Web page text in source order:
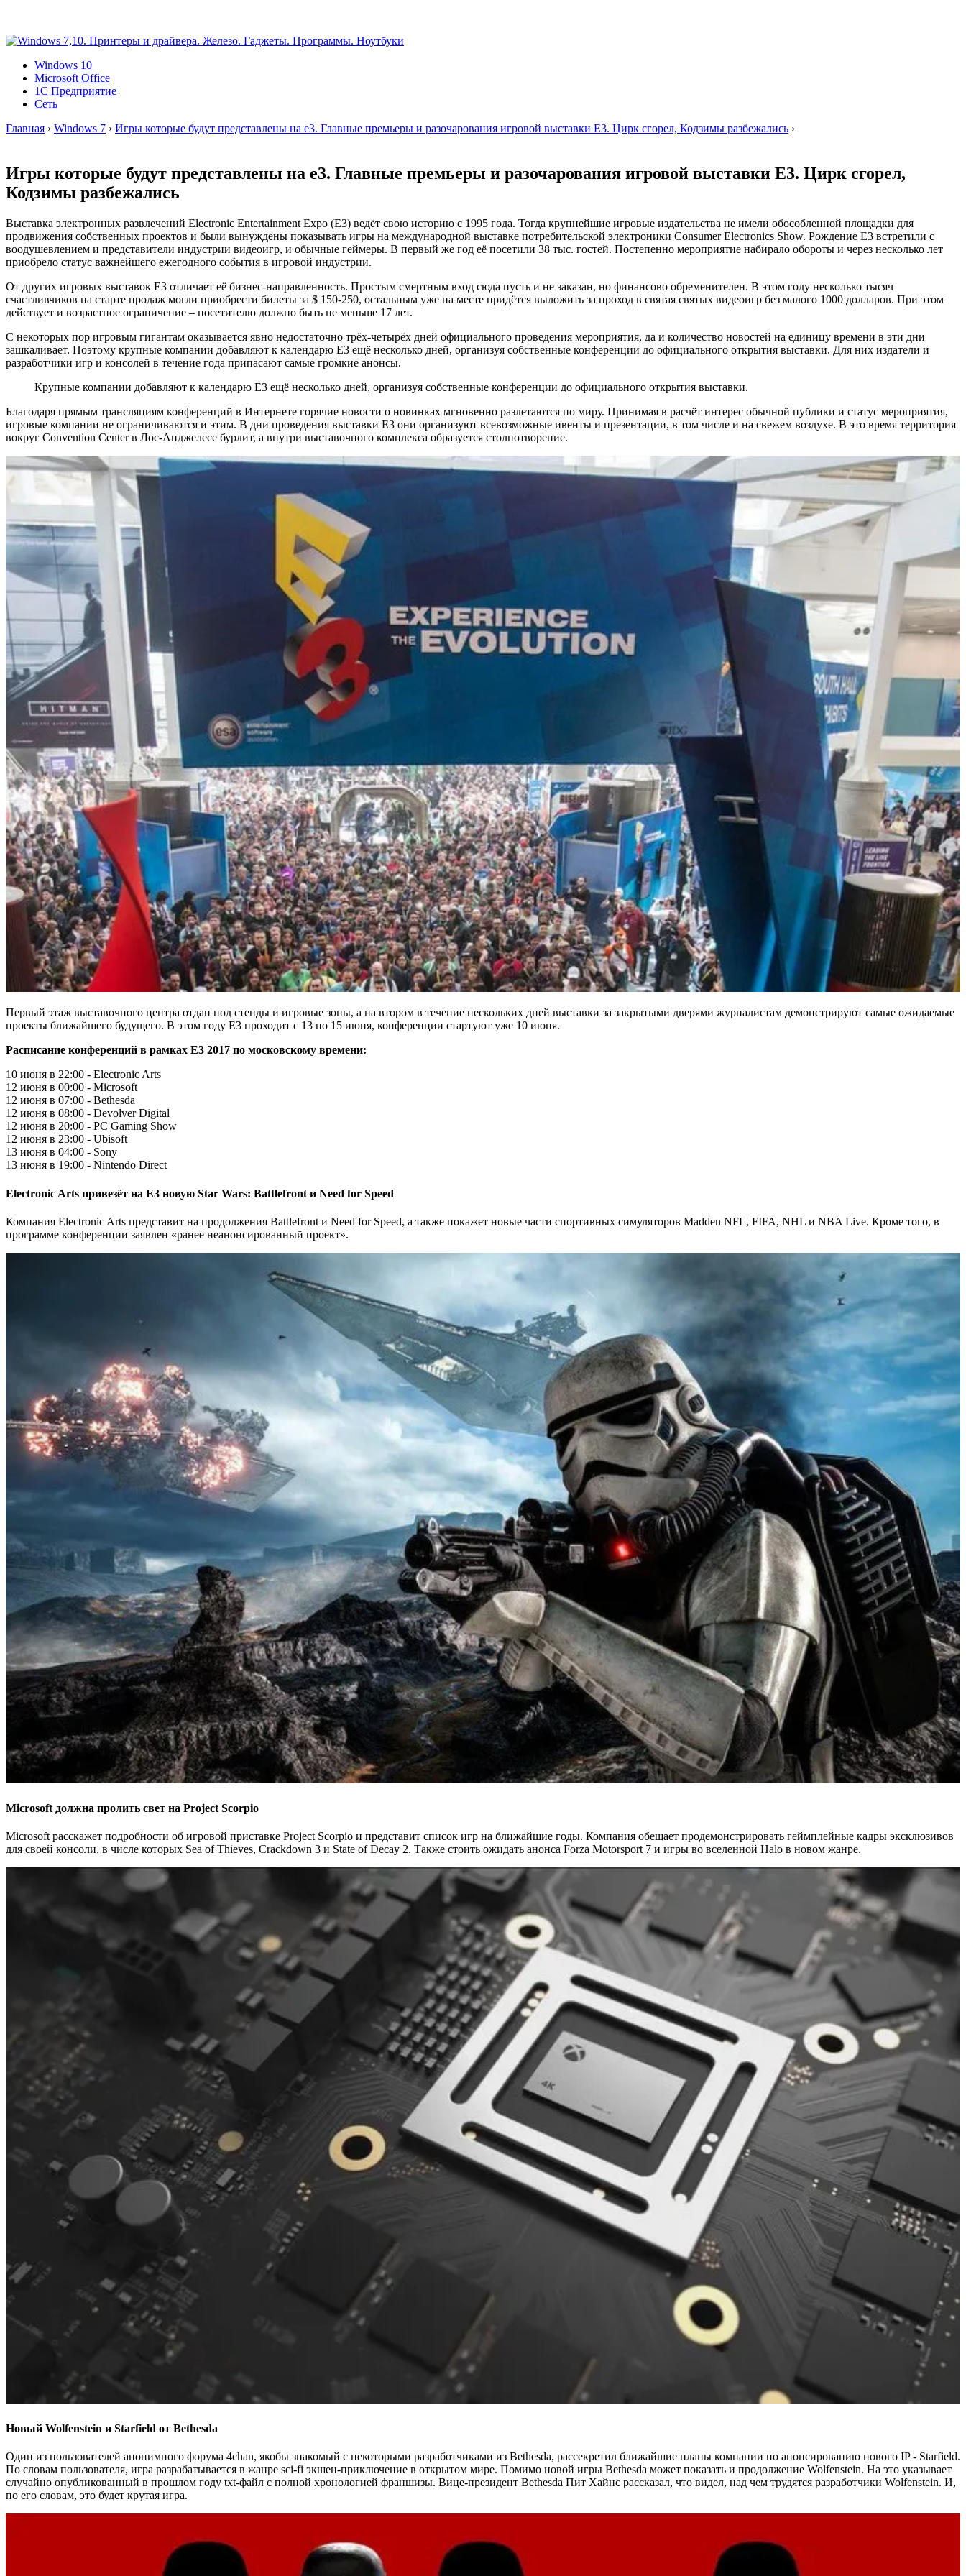
Windows 10
Microsoft Office
1C Предприятие
Сеть
Главная › Windows 7 › Игры которые будут представлены на e3. Главные премьеры и разочарования игровой выставки E3. Цирк сгорел, Кодзимы разбежались ›
Игры которые будут представлены на e3. Главные премьеры и разочарования игровой выставки E3. Цирк сгорел,
Кодзимы разбежались
Выставка электронных развлечений Electronic Entertainment Expo (E3) ведёт свою историю с 1995 года. Тогда крупнейшие игровые издательства не имели обособленной площадки для
продвижения собственных проектов и были вынуждены показывать игры на международной выставке потребительской электроники Consumer Electronics Show. Рождение Е3 встретили с
воодушевлением и представители индустрии видеоигр, и обычные геймеры. В первый же год её посетили 38 тыс. гостей. Постепенно мероприятие набирало обороты и через несколько лет
приобрело статус важнейшего ежегодного события в игровой индустрии.
От других игровых выставок E3 отличает её бизнес-направленность. Простым смертным вход сюда пусть и не заказан, но финансово обременителен. В этом году несколько тысяч
счастливчиков на старте продаж могли приобрести билеты за $ 150-250, остальным уже на месте придётся выложить за проход в святая святых видеоигр без малого 1000 долларов. При этом
действует и возрастное ограничение – посетителю должно быть не меньше 17 лет.
С некоторых пор игровым гигантам оказывается явно недостаточно трёх-четырёх дней официального проведения мероприятия, да и количество новостей на единицу времени в эти дни
зашкаливает. Поэтому крупные компании добавляют к календарю Е3 ещё несколько дней, организуя собственные конференции до официального открытия выставки. Для них издатели и
разработчики игр и консолей в течение года припасают самые громкие анонсы.
Крупные компании добавляют к календарю Е3 ещё несколько дней, организуя собственные конференции до официального открытия выставки.
Благодаря прямым трансляциям конференций в Интернете горячие новости о новинках мгновенно разлетаются по миру. Принимая в расчёт интерес обычной публики и статус мероприятия,
игровые компании не ограничиваются и этим. В дни проведения выставки E3 они организуют всевозможные ивенты и презентации, в том числе и на свежем воздухе. В это время территория
вокруг Convention Center в Лос-Анджелесе бурлит, а внутри выставочного комплекса образуется столпотворение.
Первый этаж выставочного центра отдан под стенды и игровые зоны, а на втором в течение нескольких дней выставки за закрытыми дверями журналистам демонстрируют самые ожидаемые
проекты ближайшего будущего. В этом году Е3 проходит с 13 по 15 июня, конференции стартуют уже 10 июня.
Расписание конференций в рамках Е3 2017 по московскому времени:
10 июня в 22:00 - Electronic Arts
12 июня в 00:00 - Microsoft
12 июня в 07:00 - Bethesda
12 июня в 08:00 - Devolver Digital
12 июня в 20:00 - PC Gaming Show
12 июня в 23:00 - Ubisoft
13 июня в 04:00 - Sony
13 июня в 19:00 - Nintendo Direct
Electronic Arts привезёт на E3 новую Star Wars: Battlefront и Need for Speed
Компания Electronic Arts представит на продолжения Battlefront и Need for Speed, а также покажет новые части спортивных симуляторов Madden NFL, FIFA, NHL и NBA Live. Кроме того, в
программе конференции заявлен «ранее неанонсированный проект».
Microsoft должна пролить свет на Project Scorpio
Microsoft расскажет подробности об игровой приставке Project Scorpio и представит список игр на ближайшие годы. Компания обещает продемонстрировать геймплейные кадры эксклюзивов
для своей консоли, в числе которых Sea of Thieves, Crackdown 3 и State of Decay 2. Также стоить ожидать анонса Forza Motorsport 7 и игры во вселенной Halo в новом жанре.
Новый Wolfenstein и Starfield от Bethesda
Один из пользователей анонимного форума 4chan, якобы знакомый с некоторыми разработчиками из Bethesda, рассекретил ближайшие планы компании по анонсированию нового IP - Starfield.
По словам пользователя, игра разрабатывается в жанре sci-fi экшен-приключение в открытом мире. Помимо новой игры Bethesda может показать и продолжение Wolfenstein. На это указывает
случайно опубликованный в прошлом году txt-файл с полной хронологией франшизы. Вице-президент Bethesda Пит Хайнс рассказал, что видел, над чем трудятся разработчики Wolfenstein. И,
по его словам, это будет крутая игра.